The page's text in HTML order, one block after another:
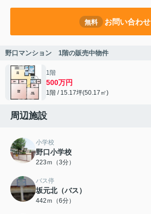
無料 お問い合わせ
野口マンション 1階の販売中物件
1階
500万円
1階 / 15.17坪(50.17㎡)
周辺施設
小学校
野口小学校
223ｍ（3分）
バス停
坂元北（バス）
442ｍ（6分）